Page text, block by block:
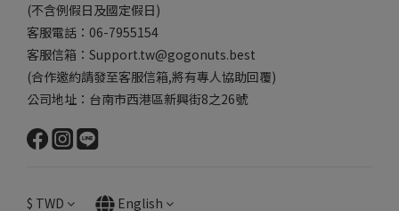
(不含例假日及國定假日)
客服電話：06-7955154
客服信箱：Support.tw@gogonuts.best
(合作邀約請發至客服信箱,將有專人協助回覆)
公司地址：台南市西港區新興街8之26號
$ TWD English